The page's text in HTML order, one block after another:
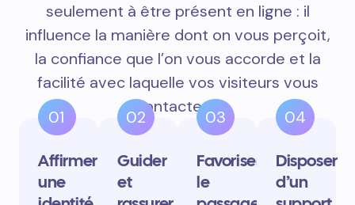
seulement à être présent en ligne : il
influence la manière dont on vous perçoit,
la confiance que l’on vous accorde et la
facilité avec laquelle vos visiteurs vous
contactent.
01
Affirmer
une
02
Guider
et
03
Favoriser
le
04
Disposer
d’un